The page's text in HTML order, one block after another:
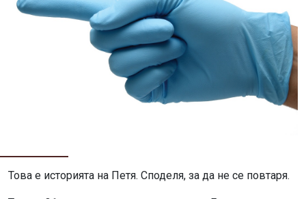
Това е историята на Петя. Споделя, за да не се повтаря.